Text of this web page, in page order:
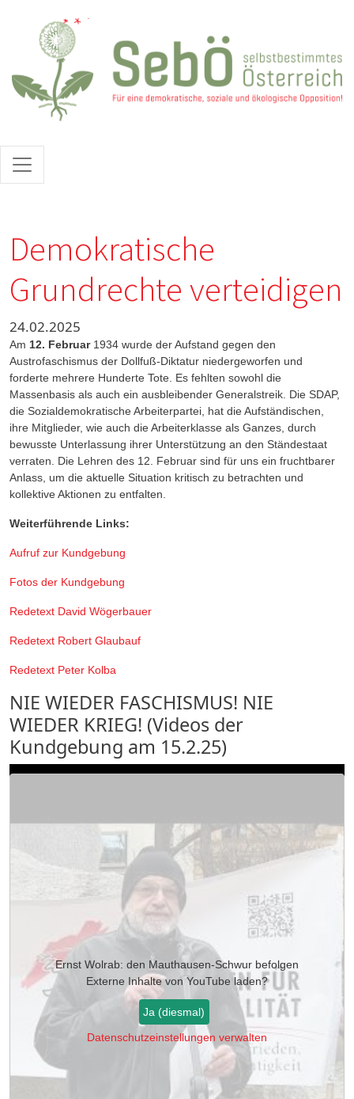
Demokratische
Grundrechte verteidigen
24.02.2025
Am 12. Februar 1934 wurde der Aufstand gegen den
Austrofaschismus der Dollfuß-Diktatur niedergeworfen und
forderte mehrere Hunderte Tote. Es fehlten sowohl die
Massenbasis als auch ein ausbleibender Generalstreik. Die SDAP,
die Sozialdemokratische Arbeiterpartei, hat die Aufständischen,
ihre Mitglieder, wie auch die Arbeiterklasse als Ganzes, durch
bewusste Unterlassung ihrer Unterstützung an den Ständestaat
verraten. Die Lehren des 12. Februar sind für uns ein fruchtbarer
Anlass, um die aktuelle Situation kritisch zu betrachten und
kollektive Aktionen zu entfalten.
Weiterführende Links:
Aufruf zur Kundgebung
Fotos der Kundgebung
Redetext David Wögerbauer
Redetext Robert Glaubauf
Redetext Peter Kolba
NIE WIEDER FASCHISMUS! NIE
WIEDER KRIEG! (Videos der
Kundgebung am 15.2.25)
Ernst Wolrab: den Mauthausen-Schwur befolgen
Externe Inhalte vonYouTube laden?
Ja (diesmal)
Datenschutzeinstellungen verwalten